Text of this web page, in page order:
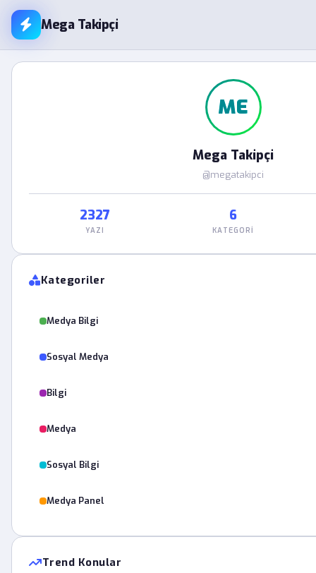
Mega Takipçi
ME
Mega Takipçi
@megatakipci
2327
YAZI
6
KATEGORI
Kategoriler
Medya Bilgi
Sosyal Medya
Bilgi
Medya
Sosyal Bilgi
Medya Panel
Trend Konular